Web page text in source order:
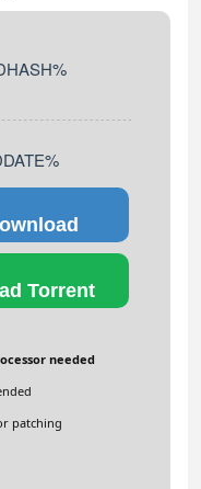
Torrent
needed
patching